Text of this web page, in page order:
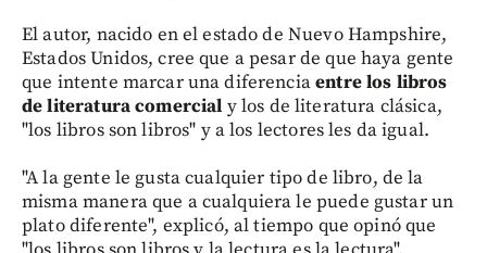
El autor, nacido en el estado de Nuevo Hampshire,
Estados Unidos, cree que a pesar de que haya gente
que intente marcar una diferenciaentre los libros
de literatura comercial y los de literatura clásica,
"los libros son libros" y a los lectores les da igual.
"A la gente le gusta cualquier tipo de libro, de la
misma manera que a cualquiera le puede gustar un
plato diferente", explicó, al tiempo que opinó que